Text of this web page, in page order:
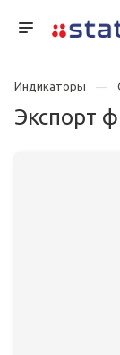
Индикаторы
Экспорт